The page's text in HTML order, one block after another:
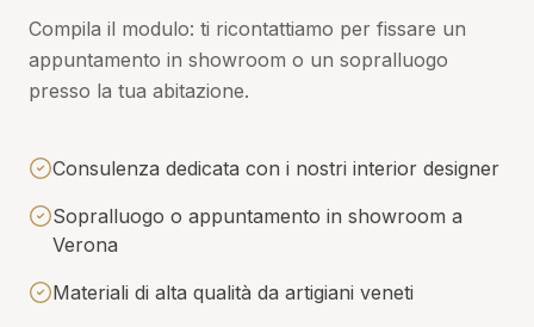
Compila il modulo: ti ricontattiamo per fissare un
appuntamento in showroom o un sopralluogo
presso la tua abitazione.
Consulenza dedicata con i nostri interior designer
Sopralluogo o appuntamento in showroom a
Verona
Materiali di alta qualità da artigiani veneti